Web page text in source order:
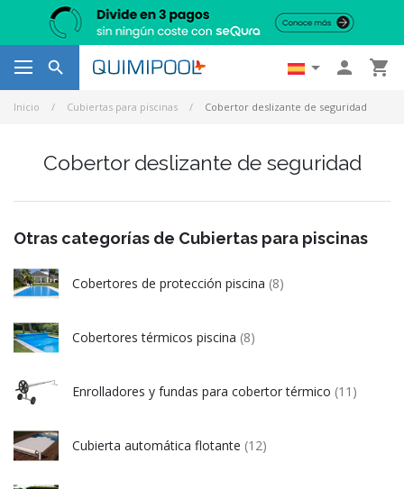
   
Inicio Cubiertas para piscinas Cobertor deslizante de seguridad
Cobertor deslizante de seguridad
Otras categorías de Cubiertas para piscinas
Cobertores de protección piscina (8)
Cobertores térmicos piscina (8)
Enrolladores y fundas para cobertor térmico (11)
Cubierta automática flotante (12)